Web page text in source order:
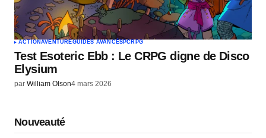
ACTIONAVENTUREGUIDES AVANCÉS PC RPG
Test Esoteric Ebb : Le CRPG digne de Disco
Elysium
par William Olson4 mars 2026
Nouveauté